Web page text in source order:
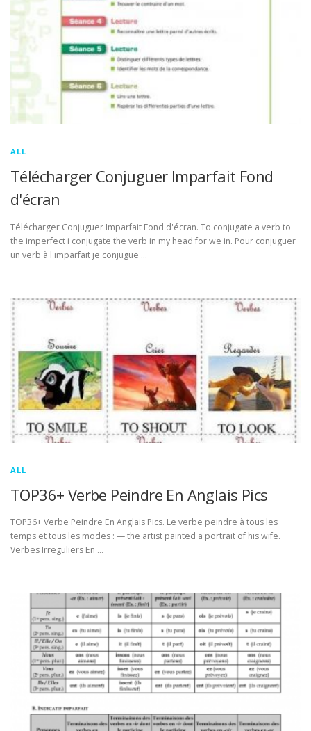
ALL
Télécharger Conjuguer Imparfait Fond
d'écran
Télécharger Conjuguer Imparfait Fond d'écran. To conjugate a verb to
the imperfect i conjugate the verb in my head for we in. Pour conjuguer
un verb à l'imparfait je conjugue …
ALL
TOP36+ Verbe Peindre En Anglais Pics
TOP36+ Verbe Peindre En Anglais Pics. Le verbe peindre à tous les
temps et tous les modes : — the artist painted a portrait of his wife.
Verbes Irreguliers En …